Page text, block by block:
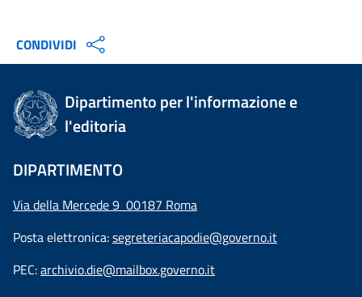
CONDIVIDI
Dipartimento per l'informazione e
l'editoria
DIPARTIMENTO
Via della Mercede 9 00187 Roma
Posta elettronica:segreteriacapodie@governo.it
PEC:archivio.die@mailbox.governo.it